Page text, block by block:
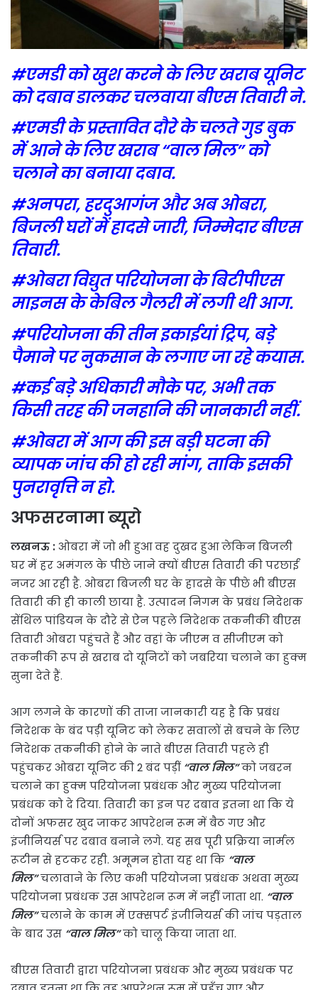
#एमडी को खुश करने के लिए खराब यूनिट
को दबाव डालकर चलवाया बीएस तिवारी ने.
#एमडी के प्रस्तावित दौरे के चलते गुड बुक
में आने के लिए खराब “वाल मिल” को
चलाने का बनाया दबाव.
#अनपरा, हरदुआगंज और अब ओबरा,
बिजली घरों में हादसे जारी, जिम्मेदार बीएस
तिवारी.
#ओबरा विद्युत परियोजना के बिटीपीएस
माइनस के केबिल गैलरी में लगी थी आग.
#परियोजना की तीन इकाईयां ट्रिप, बड़े
पैमाने पर नुकसान के लगाए जा रहे कयास.
#कई बड़े अधिकारी मौके पर, अभी तक
किसी तरह की जनहानि की जानकारी नहीं.
#ओबरा में आग की इस बड़ी घटना की
व्यापक जांच की हो रही मांग, ताकि इसकी
पुनरावृत्ति न हो.
अफसरनामा ब्यूरो
लखनऊ : ओबरा में जो भी हुआ वह दुखद हुआ लेकिन बिजली
घर में हर अमंगल के पीछे जाने क्यों बीएस तिवारी की परछाईं
नजर आ रही है. ओबरा बिजली घर के हादसे के पीछे भी बीएस
तिवारी की ही काली छाया है. उत्पादन निगम के प्रबंध निदेशक
सेंथिल पांडियन के दौरे से ऐन पहले निदेशक तकनीकी बीएस
तिवारी ओबरा पहुंचते हैं और वहां के जीएम व सीजीएम को
तकनीकी रूप से खराब दो यूनिटों को जबरिया चलाने का हुक्म
सुना देते हैं.
आग लगने के कारणों की ताजा जानकारी यह है कि प्रबंध
निदेशक के बंद पड़ी यूनिट को लेकर सवालों से बचने के लिए
निदेशक तकनीकी होने के नाते बीएस तिवारी पहले ही
पहुंचकर ओबरा यूनिट की 2 बंद पड़ीं “वाल मिल”को जबरन
चलाने का हुक्म परियोजना प्रबंधक और मुख्य परियोजना
प्रबंधक को दे दिया. तिवारी का इन पर दबाव इतना था कि ये
दोनों अफसर खुद जाकर आपरेशन रूम में बैठ गए और
इंजीनियर्स पर दबाव बनाने लगे. यह सब पूरी प्रक्रिया नार्मल
रूटीन से हटकर रही. अमूमन होता यह था कि “वाल
मिल”चलावाने के लिए कभी परियोजना प्रबंधक अथवा मुख्य
परियोजना प्रबंधक उस आपरेशन रूम में नहीं जाता था. “वाल
मिल”चलाने के काम में एक्सपर्ट इंजीनियर्स की जांच पड़ताल
के बाद उस “वाल मिल”को चालू किया जाता था.
बीएस तिवारी द्वारा परियोजना प्रबंधक और मुख्य प्रबंधक पर